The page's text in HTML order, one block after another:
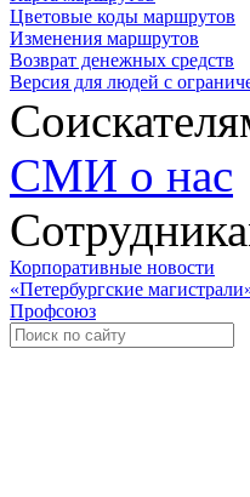
Цветовые коды маршрутов
Изменения маршрутов
Возврат денежных средств
Версия для людей с
СМИ о нас
Корпоративные новости
«Петербургские
Профсоюз